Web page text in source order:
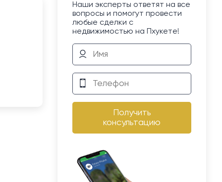
Наши эксперты ответят на все
вопросы и помогут провести
любые сделки с
недвижимостью на Пхукете!
Получить
консультацию